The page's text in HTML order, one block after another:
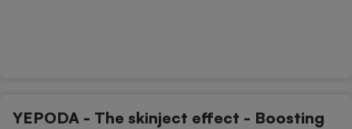
YEPODA - The skinject effect - Boosting